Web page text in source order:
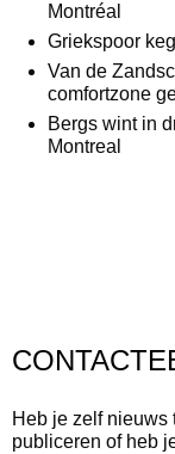
Montréal
Griekspoor
Van de
comfortzone
Bergs wint in
Montreal
Heb je zelf nieuws
publiceren of heb